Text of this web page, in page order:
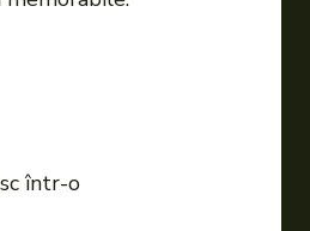
într-o